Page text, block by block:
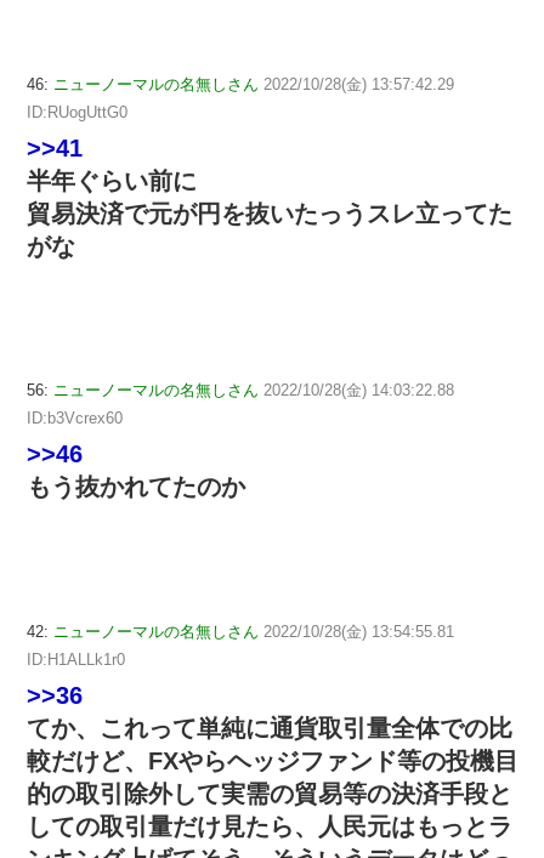
46: ニューノーマルの名無しさん 2022/10/28(金) 13:57:42.29
ID:RUogUttG0
>>41
半年ぐらい前に
貿易決済で元が円を抜いたっうスレ立ってた
がな
56: ニューノーマルの名無しさん 2022/10/28(金) 14:03:22.88
ID:b3Vcrex60
>>46
もう抜かれてたのか
42: ニューノーマルの名無しさん 2022/10/28(金) 13:54:55.81
ID:H1ALLk1r0
>>36
てか、これって単純に通貨取引量全体での比
較だけど、FXやらヘッジファンド等の投機目
的の取引除外して実需の貿易等の決済手段と
しての取引量だけ見たら、人民元はもっとラ